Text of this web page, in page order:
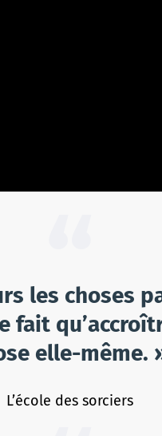
les choses
fait
elle-même.
L’école des sorciers